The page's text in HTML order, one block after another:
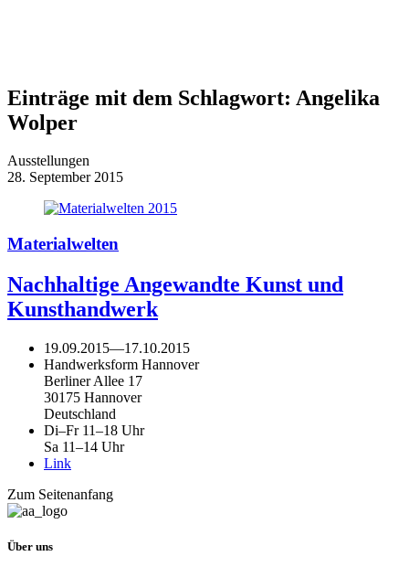
Einträge mit dem Schlagwort: Angelika
Wolper
Ausstellungen
28. September 2015
Materialwelten
Nachhaltige Angewandte Kunst und
Kunsthandwerk
19.09.2015—17.10.2015
Handwerksform Hannover
Berliner Allee 17
30175 Hannover
Deutschland
Di–Fr 11–18 Uhr
Sa 11–14 Uhr
Link
Zum Seitenanfang
Über uns